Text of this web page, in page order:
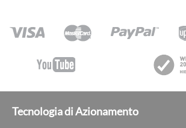
Tecnologia di Azionamento